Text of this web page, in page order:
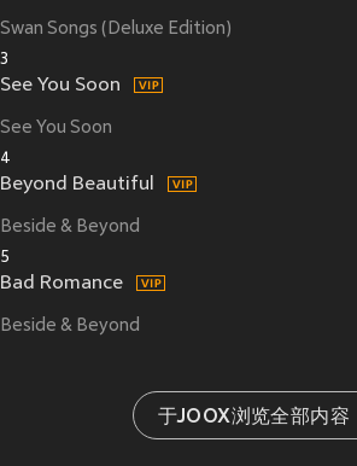
Swan Songs (Deluxe Edition)
3
See You Soon
See You Soon
4
Beyond Beautiful
Beside & Beyond
5
Bad Romance
Beside & Beyond
于JOOX浏览全部内容